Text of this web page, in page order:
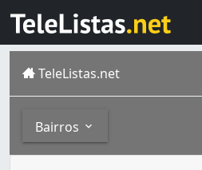
TeleListas.net
Bairros